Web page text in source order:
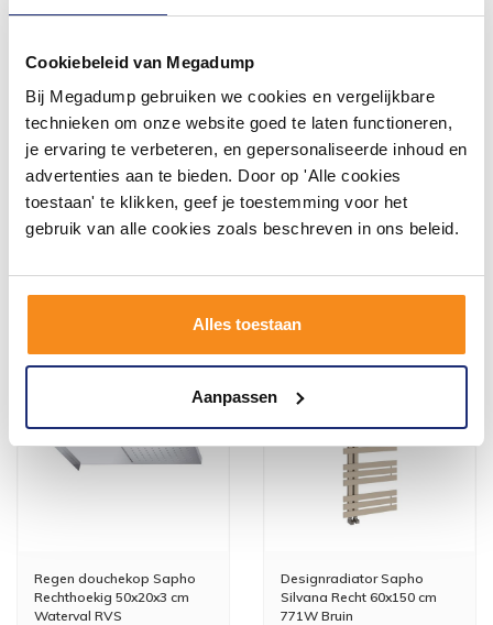
Cookiebeleid van Megadump
Bij Megadump gebruiken we cookies en vergelijkbare
technieken om onze website goed te laten functioneren,
je ervaring te verbeteren, en gepersonaliseerde inhoud en
advertenties aan te bieden. Door op 'Alle cookies
toestaan' te klikken, geef je toestemming voor het
gebruik van alle cookies zoals beschreven in ons beleid.
Alles toestaan
Aanpassen
Badkamer kantelspiegel
Sapho 40x60 Wit
2 - 3 Weken
199,65
165,00
Meer info
Designradiator Sapho
Tabella 49x119 cm 549W
2 - 3 Weken
658,00
Meer info
Regen douchekop Sapho
Rechthoekig 50x20x3 cm
Waterval RVS
Designradiator Sapho
Silvana Recht 60x150 cm
771W Bruin